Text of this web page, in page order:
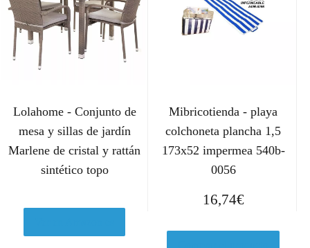
Lolahome - Conjunto de
mesa y sillas de jardín
Marlene de cristal y rattán
sintético topo
Mibricotienda - playa
colchoneta plancha 1,5
173x52 impermea 540b-
0056
16,74€